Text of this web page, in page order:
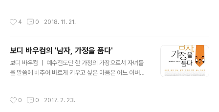
가깝기도 하고 마침 점심시간이라 손쉽게 다녀왔지만 다른
회장을 많이 찾지 못하고 있는데, 오랜만에 기분좋게 감상
한 연주회였다. 거의 포스팅이 없는 블로그에 이렇게 글을
쓰게 만들 정도라면 충분한 증명이 되지 않을까. 이번 연주
이다. 그런데 왜..
4 0 2018. 11. 21.
보디 바우컴의 '남자, 가정을 품다'
보디 바우컴 ㅣ 예수전도단 한 가정의 가장으로서 자녀들
을 말씀에 비추어 바르게 키우고 싶은 마음은 어느 아버지
던 차에 좋은 책을 만났다. 바로 조슈아 아버지 모임의 필독
0 0 2017. 2. 23.